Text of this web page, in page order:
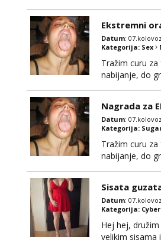
kontinentalna...
Ekstremni
Datum:
Kategorija: Sex
Tražim curu
nabijanje, do
Nagrada za
Datum:
Kategorija:
Tražim curu
nabijanje, do
Sisata
Datum:
Kategorija:
Hej hej,
velikim sisama